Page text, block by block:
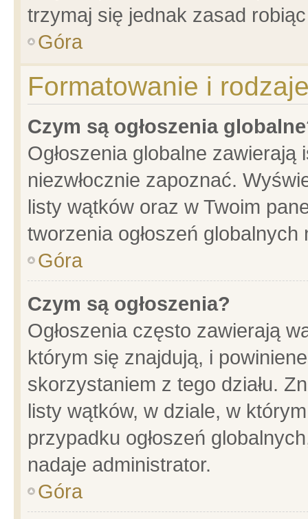
trzymaj się jednak zasad
Góra
Formatowanie i
Czym są ogłoszenia
Ogłoszenia globalne
niezwłocznie zapoznać.
listy wątków oraz w Twoim
tworzenia ogłoszeń
Góra
Czym są ogłoszenia?
Ogłoszenia często zawierają
którym się znajdują, i
skorzystaniem z tego działu.
listy wątków, w dziale, w
przypadku ogłoszeń
nadaje administrator.
Góra